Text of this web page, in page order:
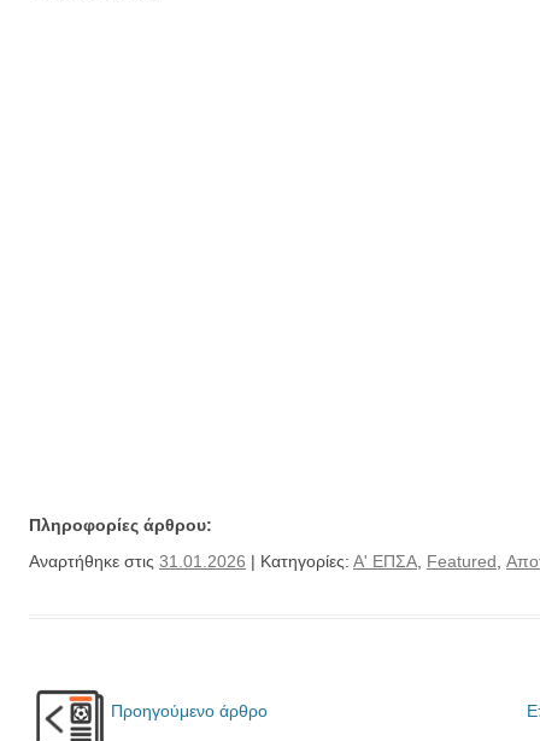
Πληροφορίες άρθρου:
Αναρτήθηκε στις 31.01.2026 | Κατηγορίες: Α' ΕΠΣΑ Featured
Προηγούμενο άρθρο